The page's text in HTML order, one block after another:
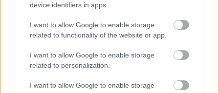
device identifiers in apps.
I want to allow Google to enable storage
related to functionality of the website or app.
I want to allow Google to enable storage
related to personalization.
I want to allow Google to enable storage